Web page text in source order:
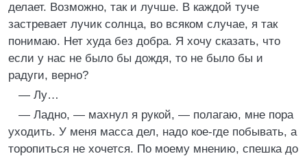
делает. Возможно, так и лучше. В каждой туче
застревает лучик солнца, во всяком случае, я так
понимаю. Нет худа без добра. Я хочу сказать, что
если у нас не было бы дождя, то не было бы и
радуги, верно?
— Лу…
— Ладно, — махнул я рукой, — полагаю, мне пора
уходить. У меня масса дел, надо кое-где побывать, а
торопиться не хочется. По моему мнению, спешка до